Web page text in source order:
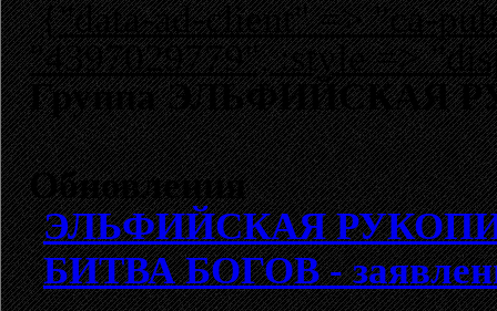
{"data-ad-client" => "ca-
"4397029779", :style =>
Группа ЭЛЬФИЙСКАЯ
Обновления
ЭЛЬФИЙСКАЯ
БИТВА БОГОВ -